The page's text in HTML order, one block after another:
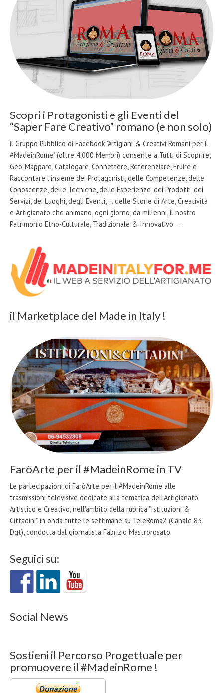
Scopri i Protagonisti e gli Eventi del
“Saper Fare Creativo” romano (e non solo)
il Gruppo Pubblico di Facebook "Artigiani & Creativi Romani per il
#MadeinRome" (oltre 4.000 Membri) consente a Tutti di Scoprire,
Geo-Mappare, Catalogare, Connettere, Referenziare, Fruire e
Raccontare l’insieme dei Protagonisti, delle Competenze, delle
Conoscenze, delle Tecniche, delle Esperienze, dei Prodotti, dei
Servizi, dei Luoghi, degli Eventi, … delle Storie di Arte, Creatività
e Artigianato che animano, ogni giorno, da millenni, il nostro
Patrimonio Etno-Culturale, Tradizionale & Innovativo …
il Marketplace del Made in Italy !
FaròArte per il #MadeinRome in TV
Le partecipazioni di FaròArte per il #MadeinRome alle
trasmissioni televisive dedicate alla tematica dell'Artigianato
Artistico e Creativo, nell'ambito della rubrica "Istituzioni &
Cittadini", in onda tutte le settimane su TeleRoma2 (Canale 83
Dgt), condotta dal giornalista Fabrizio Mastrorosato
Seguici su:
Social News
Sostieni il Percorso Progettuale per
promuovere il #MadeinRome !